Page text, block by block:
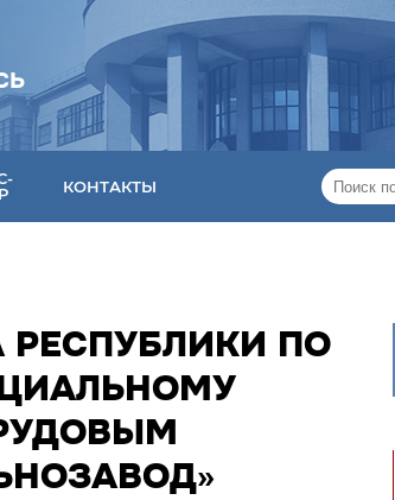
КОНТАКТЫ
ПО